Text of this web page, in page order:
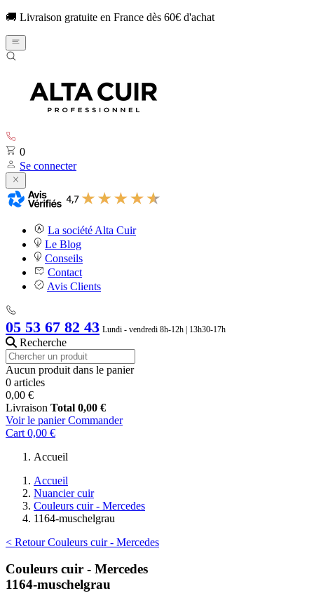
🚚 Livraison gratuite en France dès 60€ d'achat
0
Se connecter
La société Alta Cuir
Le Blog
Conseils
Contact
Avis Clients
05 53 67 82 43 Lundi - vendredi 8h-12h | 13h30-17h
Recherche
Aucun produit dans le panier
0 articles
0,00 €
Livraison Total 0,00 €
Voir le panier Commander
Cart 0,00 €
Accueil
Accueil
Nuancier cuir
Couleurs cuir - Mercedes
1164-muschelgrau
< Retour Couleurs cuir - Mercedes
Couleurs cuir - Mercedes
1164-muschelgrau